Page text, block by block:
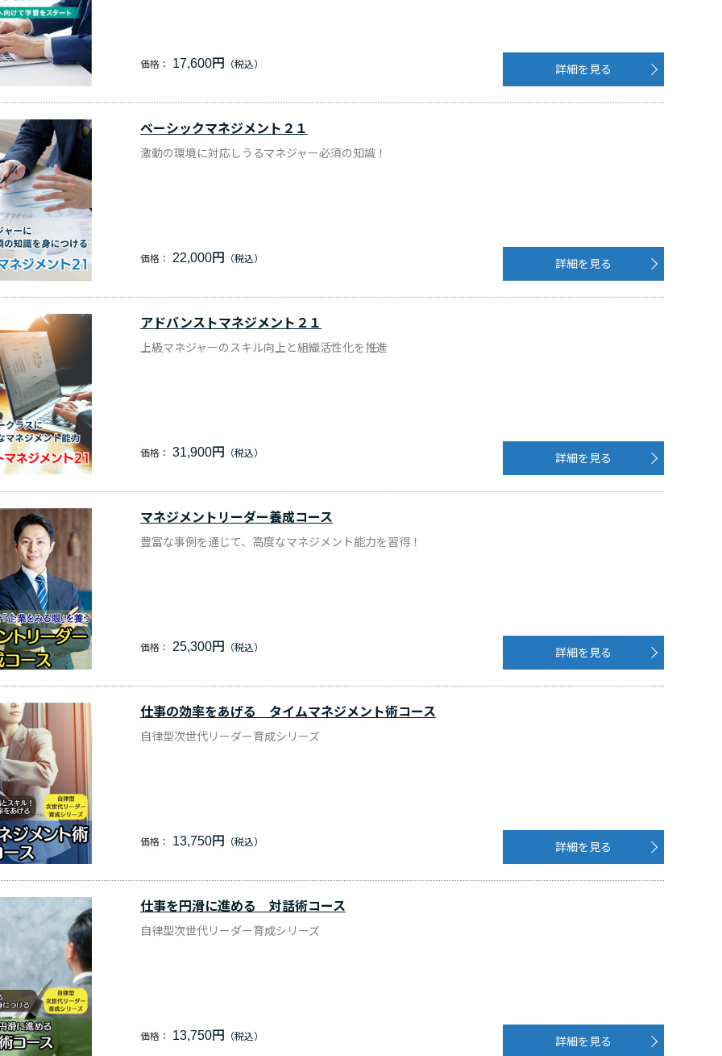
価格： 17,600円 詳細を見る
ベーシックマネジメント２１
激動の環境に対応しうるマネジャー必須の知識！
価格： 22,000円 詳細を見る
アドバンストマネジメント２１
上級マネジャーのスキル向上と組織活性化を推進
価格： 31,900円 詳細を見る
マネジメントリーダー養成コース
豊富な事例を通じて、高度なマネジメント能力を習得！
価格： 25,300円 詳細を見る
仕事の効率をあげる タイムマネジメント術コース
自律型次世代リーダー育成シリーズ
価格： 13,750円 詳細を見る
仕事を円滑に進める 対話術コース
自律型次世代リーダー育成シリーズ
価格： 13,750円 詳細を見る